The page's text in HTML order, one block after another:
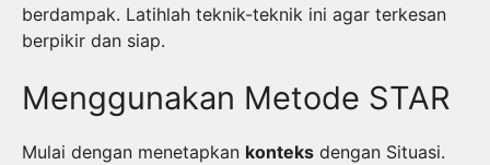
berdampak. Latihlah teknik-teknik ini agar terkesan
berpikir dan siap.
Menggunakan Metode STAR
Mulai dengan menetapkan konteks dengan Situasi.